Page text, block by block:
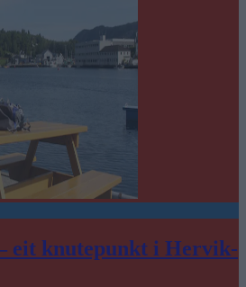
eit knutepunkt i Hervik-